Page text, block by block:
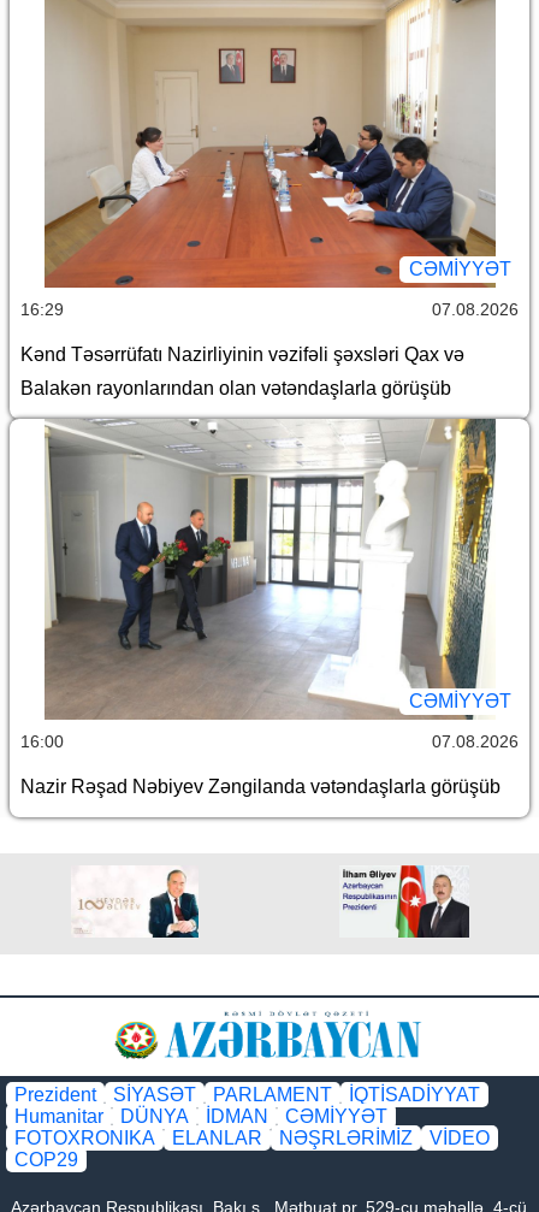
CƏMİYYƏT
16:29 07.08.2026
Kənd Təsərrüfatı Nazirliyinin vəzifəli şəxsləri Qax və
Balakən rayonlarından olan vətəndaşlarla görüşüb
CƏMİYYƏT
16:00 07.08.2026
Nazir Rəşad Nəbiyev Zəngilanda vətəndaşlarla görüşüb
Prezident SİYASƏT PARLAMENT
İQTİSADİYYAT
Humanitar
DÜNYA İDMAN
CƏMİYYƏT
FOTOXRONIKA
ELANLAR NƏŞRLƏRİMİZ
VİDEO
COP29
Azərbaycan Respublikası, Bakı ş., Mətbuat pr. 529-cu məhəllə, 4-cü